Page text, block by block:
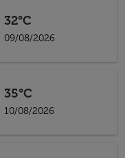
32°C
09/08/2026
35°C
10/08/2026